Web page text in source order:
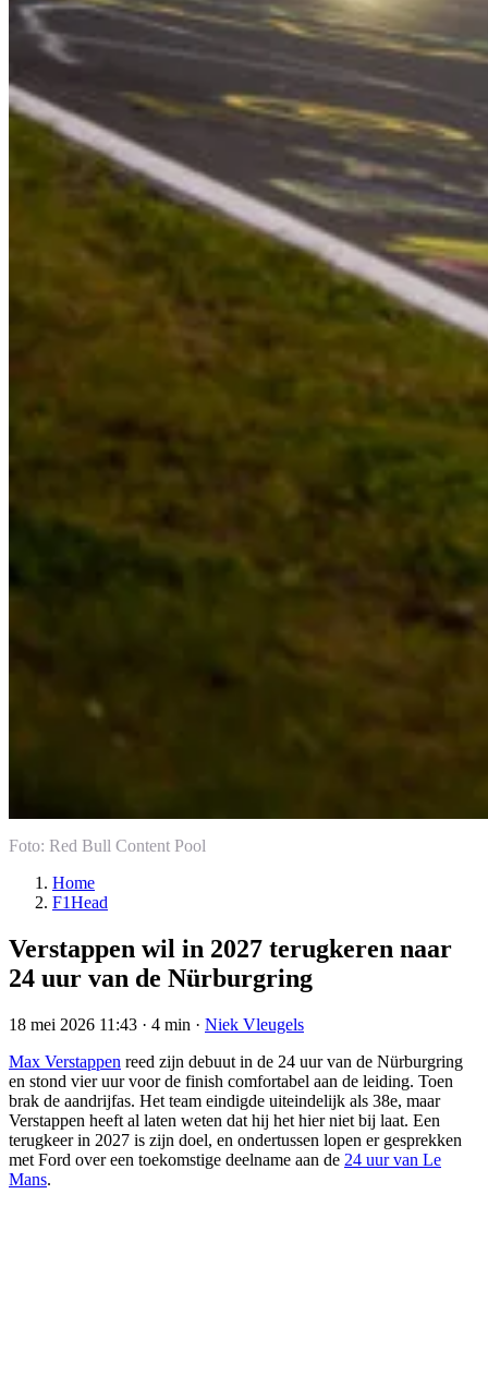
Foto: Red Bull Content Pool
Home
F1Head
Verstappen wil in 2027 terugkeren naar
24 uur van de Nürburgring
18 mei 2026 11:43 · 4 min · Niek Vleugels
Max Verstappen reed zijn debuut in de 24 uur van de Nürburgring
en stond vier uur voor de finish comfortabel aan de leiding. Toen
brak de aandrijfas. Het team eindigde uiteindelijk als 38e, maar
Verstappen heeft al laten weten dat hij het hier niet bij laat. Een
terugkeer in 2027 is zijn doel, en ondertussen lopen er gesprekken
met Ford over een toekomstige deelname aan de 24 uur van Le
Mans.